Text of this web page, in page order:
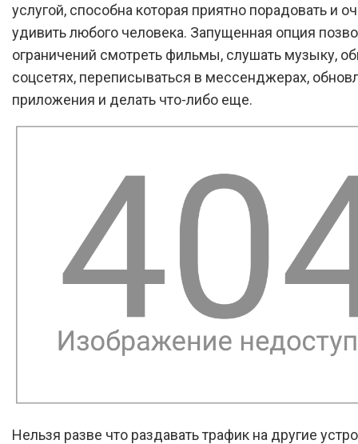
услугой, способна которая приятно порадовать и
удивить любого человека. Запущенная опция
ограничений смотреть фильмы, слушать музыку,
соцсетях, переписываться в мессенджерах,
приложения и делать что-либо еще.
Нельзя разве что раздавать трафик на другие